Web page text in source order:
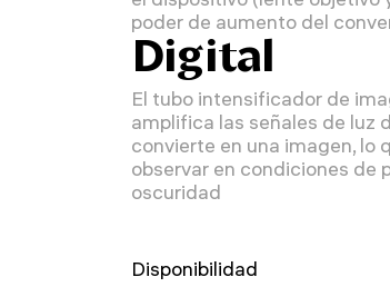
poder de aumento del
Digital
El tubo intensificador de
amplifica las señales de luz
convierte en una imagen, lo
observar en condiciones de
oscuridad
Disponibilidad